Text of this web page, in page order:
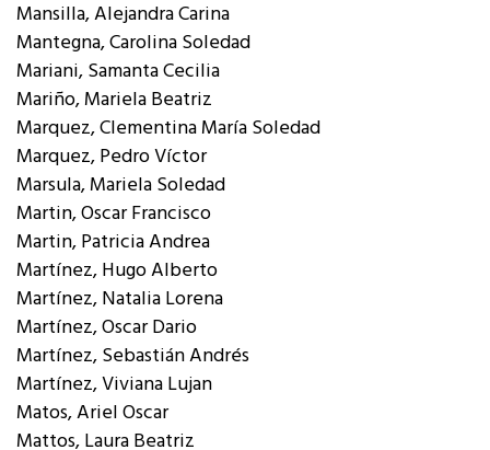
Mansilla, Alejandra Carina
Mantegna, Carolina Soledad
Mariani, Samanta Cecilia
Mariño, Mariela Beatriz
Marquez, Clementina María Soledad
Marquez, Pedro Víctor
Marsula, Mariela Soledad
Martin, Oscar Francisco
Martin, Patricia Andrea
Martínez, Hugo Alberto
Martínez, Natalia Lorena
Martínez, Oscar Dario
Martínez, Sebastián Andrés
Martínez, Viviana Lujan
Matos, Ariel Oscar
Mattos, Laura Beatriz